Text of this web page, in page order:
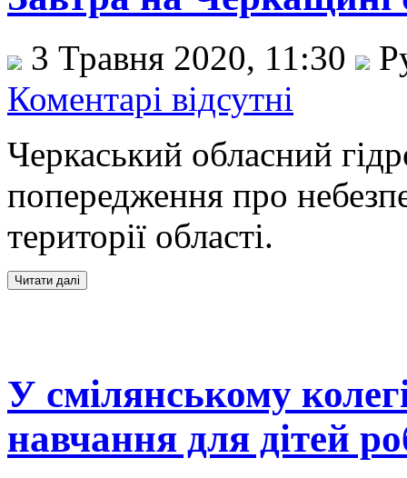
3 Травня 2020, 11:30
Коментарі відсутні
Черкаський обласний
попередження про
території області.
У смілянському
навчання для дітей